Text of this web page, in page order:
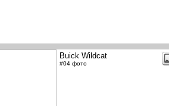
Buick Wildcat
#04 фото